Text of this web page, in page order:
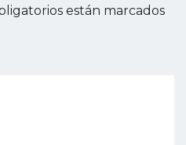
están marcados